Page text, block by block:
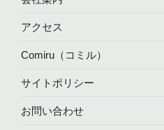
アクセス
Comiru（コミル）
サイトポリシー
お問い合わせ